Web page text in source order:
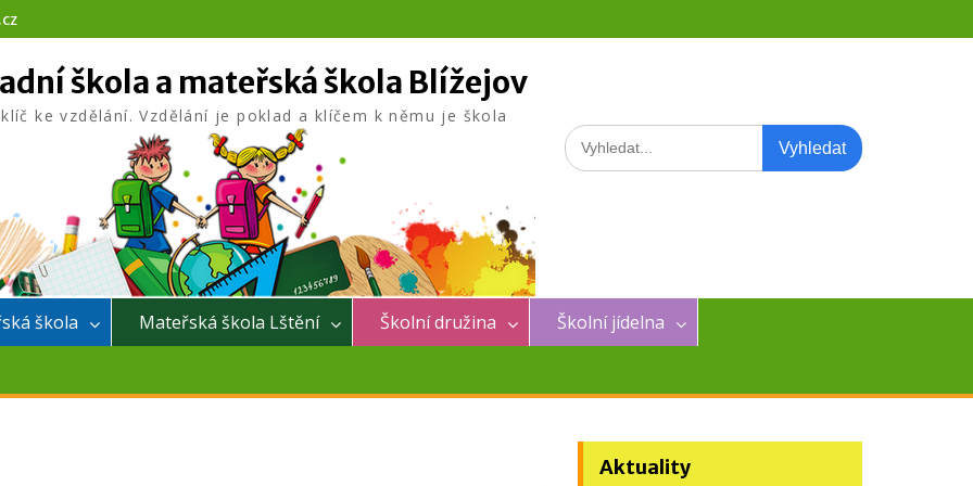
škola a mateřská škola Blížejov
ke vzdělání. Vzdělání je poklad a klíčem k němu je škola
Search
for:
škola Mateřská škola Lštění Školní družina
Školní jídelna
Aktuality